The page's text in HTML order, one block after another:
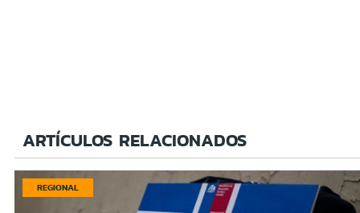
ARTÍCULOS RELACIONADOS
REGIONAL